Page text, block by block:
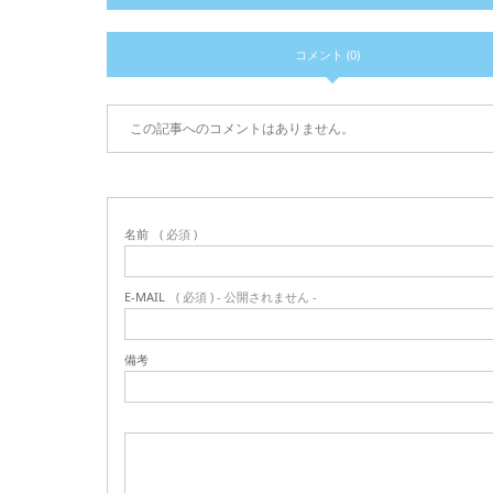
コメント (0)
この記事へのコメントはありません。
名前 ( 必須 )
E-MAIL ( 必須 ) - 公開されません -
備考